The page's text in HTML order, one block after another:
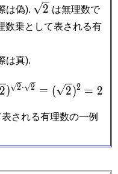
は偽). \sqrt
2
2 は無理数で
数乗として表される有
は真).
2} = (\sqrt
2) 2⋅ 2 = ( 2)2 = 2
される有理数の一例